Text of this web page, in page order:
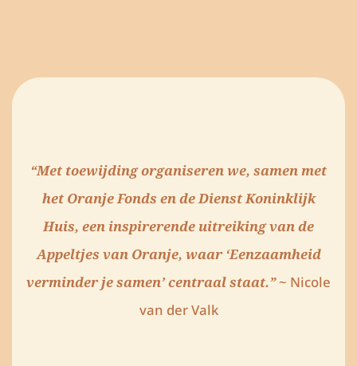
“Met toewijding organiseren we, samen met
het Oranje Fonds en de Dienst Koninklijk
Huis, een inspirerende uitreiking van de
Appeltjes van Oranje, waar ‘Eenzaamheid
verminder je samen’ centraal staat.”~ Nicole
van der Valk